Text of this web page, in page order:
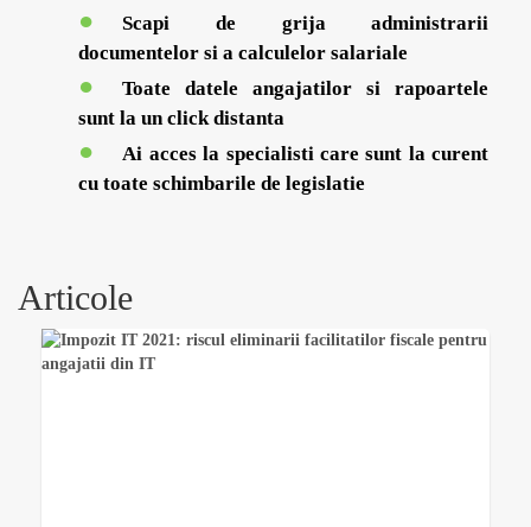
Scapi de grija administrarii
documentelor si a calculelor salariale
Toate datele angajatilor si rapoartele
sunt la un click distanta
Ai acces la specialisti care sunt la curent
cu toate schimbarile de legislatie
Articole
Previous